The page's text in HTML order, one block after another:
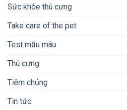
Sức khỏe thú cưng
Take care of the pet
Test mẫu máu
Thú cưng
Tiêm chủng
Tin tức